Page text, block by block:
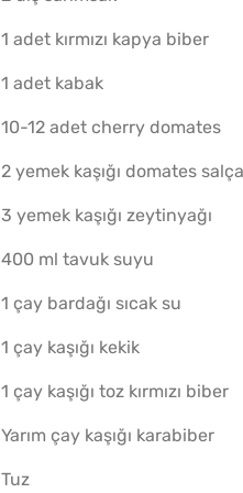
1 adet kırmızı kapya biber
1 adet kabak
10-12 adet cherry domates
2 yemek kaşığı domates
3 yemek kaşığı zeytinyağı
400 ml tavuk suyu
1 çay bardağı sıcak su
1 çay kaşığı kekik
1 çay kaşığı toz kırmızı biber
Yarım çay kaşığı karabiber
Tuz